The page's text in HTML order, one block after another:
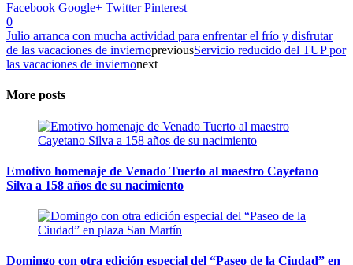
Facebook Google+ Twitter Pinterest
0
Julio arranca con mucha actividad para enfrentar el frío y disfrutar
de las vacaciones de inviernopreviousServicio reducido del TUP por
las vacaciones de inviernonext
More posts
Emotivo homenaje de Venado Tuerto al maestro Cayetano
Silva a 158 años de su nacimiento
Domingo con otra edición especial del “Paseo de la Ciudad” en